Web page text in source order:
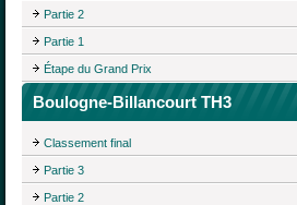
Partie 2
Partie 1
Étape du Grand Prix
Boulogne-Billancourt TH3
Classement final
Partie 3
Partie 2